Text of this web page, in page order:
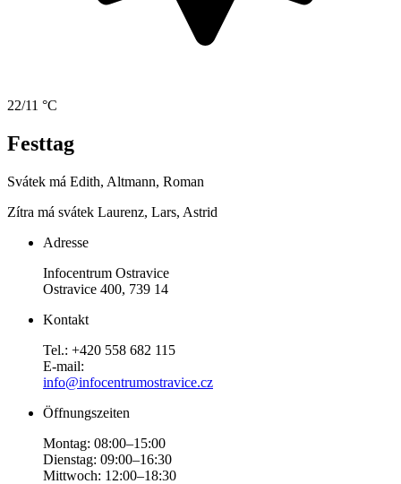
22/11 °C
Festtag
Svátek má Edith, Altmann, Roman
Zítra má svátek Laurenz, Lars, Astrid
Adresse
Infocentrum Ostravice
Ostravice 400, 739 14
Kontakt
Tel.: +420 558 682 115
E-mail:
info@infocentrumostravice.cz
Öffnungszeiten
Montag: 08:00–15:00
Dienstag: 09:00–16:30
Mittwoch: 12:00–18:30